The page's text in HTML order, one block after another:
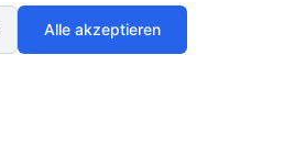
Alle akzeptieren